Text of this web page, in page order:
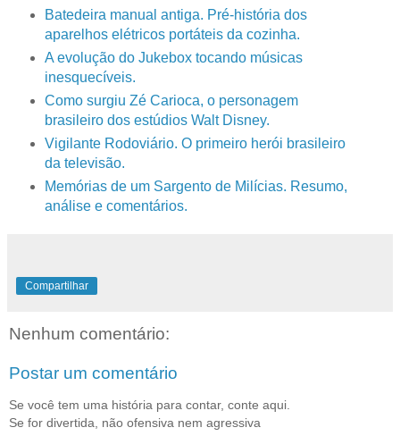
Batedeira manual antiga. Pré-história dos
aparelhos elétricos portáteis da cozinha.
A evolução do Jukebox tocando músicas
inesquecíveis.
Como surgiu Zé Carioca, o personagem
brasileiro dos estúdios Walt Disney.
Vigilante Rodoviário. O primeiro herói brasileiro
da televisão.
Memórias de um Sargento de Milícias. Resumo,
análise e comentários.
Compartilhar
Nenhum comentário:
Postar um comentário
Se você tem uma história para contar, conte aqui.
Se for divertida, não ofensiva nem agressiva